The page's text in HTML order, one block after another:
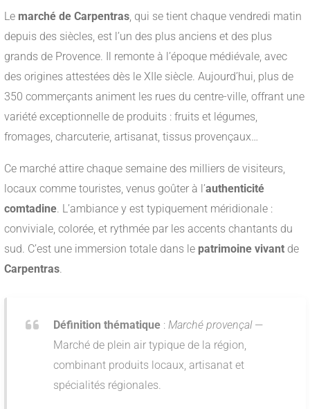
Le marché de Carpentras, qui se tient chaque vendredi matin
depuis des siècles, est l’un des plus anciens et des plus
grands de Provence. Il remonte à l’époque médiévale, avec
des origines attestées dès le XIIe siècle. Aujourd’hui, plus de
350 commerçants animent les rues du centre-ville, offrant une
variété exceptionnelle de produits : fruits et légumes,
fromages, charcuterie, artisanat, tissus provençaux…
Ce marché attire chaque semaine des milliers de visiteurs,
locaux comme touristes, venus goûter à l’authenticité
comtadine. L’ambiance y est typiquement méridionale :
conviviale, colorée, et rythmée par les accents chantants du
sud. C’est une immersion totale dans le patrimoine vivant de
Carpentras.
Définition thématique : Marché provençal—
Marché de plein air typique de la région,
combinant produits locaux, artisanat et
spécialités régionales.